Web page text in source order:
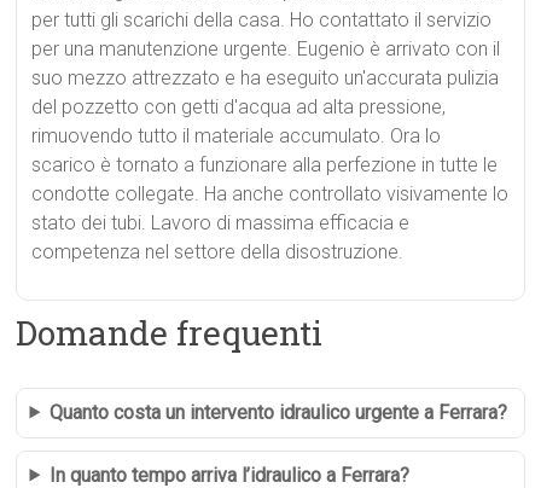
per tutti gli scarichi della casa. Ho contattato il servizio
per una manutenzione urgente. Eugenio è arrivato con il
suo mezzo attrezzato e ha eseguito un'accurata pulizia
del pozzetto con getti d'acqua ad alta pressione,
rimuovendo tutto il materiale accumulato. Ora lo
scarico è tornato a funzionare alla perfezione in tutte le
condotte collegate. Ha anche controllato visivamente lo
stato dei tubi. Lavoro di massima efficacia e
competenza nel settore della disostruzione.
Domande frequenti
Quanto costa un intervento idraulico urgente a Ferrara?
In quanto tempo arriva l’idraulico a Ferrara?